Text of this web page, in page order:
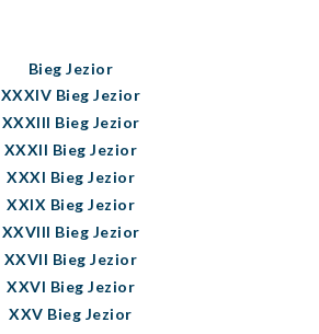
Bieg Jezior
XXXIV Bieg Jezior
XXXIII Bieg Jezior
XXXII Bieg Jezior
XXXI Bieg Jezior
XXIX Bieg Jezior
XXVIII Bieg Jezior
XXVII Bieg Jezior
XXVI Bieg Jezior
XXV Bieg Jezior